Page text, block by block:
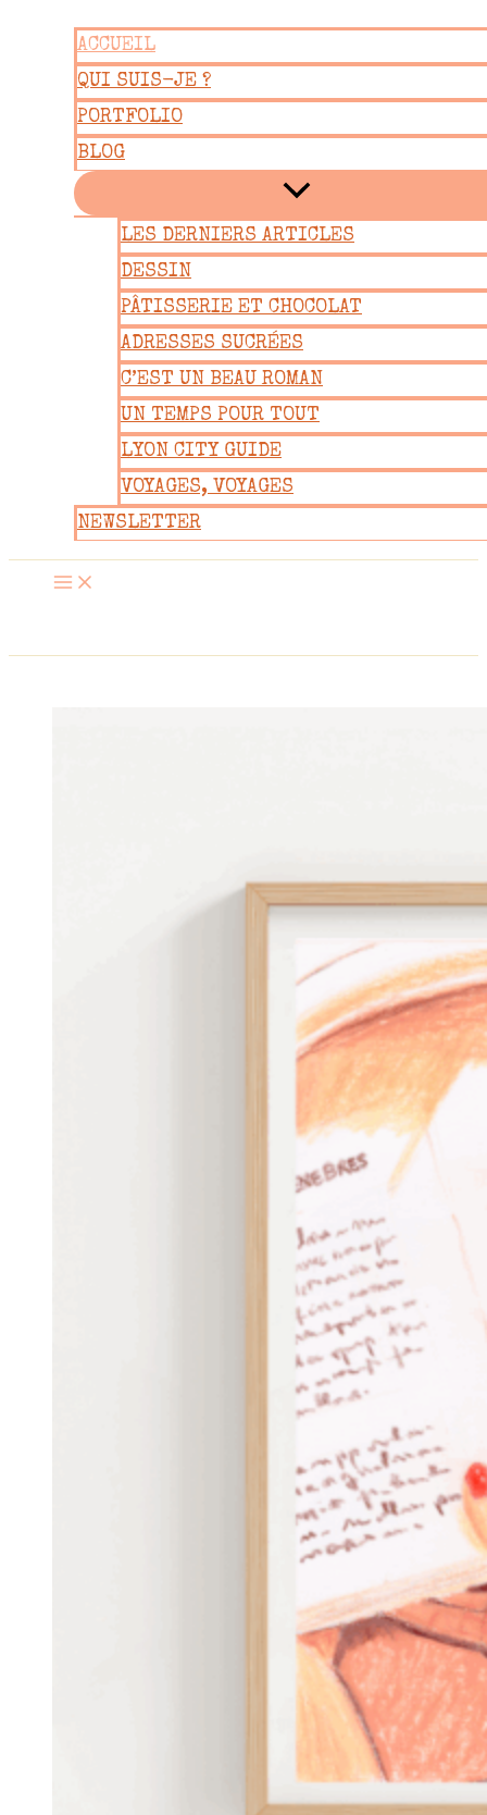
contenu
ACCUEIL
QUI SUIS-JE ?
PORTFOLIO
BLOG
LES DERNIERS ARTICLES
DESSIN
PÂTISSERIE ET CHOCOLAT
ADRESSES SUCRÉES
C’EST UN BEAU ROMAN
UN TEMPS POUR TOUT
LYON CITY GUIDE
VOYAGES, VOYAGES
NEWSLETTER